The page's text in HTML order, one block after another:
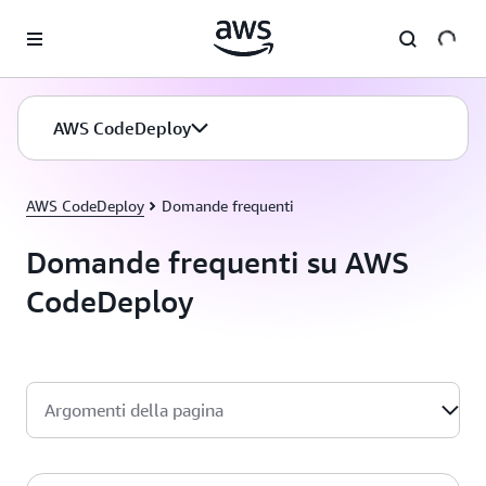
AWS CodeDeploy
AWS CodeDeploy Domande frequenti
Domande frequenti su AWS
CodeDeploy
Argomenti della pagina